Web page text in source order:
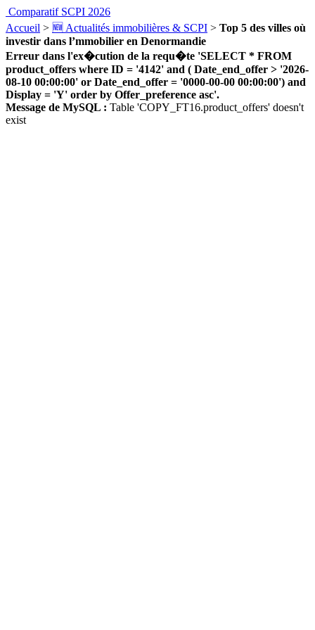
Comparatif SCPI 2026
Accueil > 🆕 Actualités immobilières & SCPI > Top 5 des villes où
investir dans l’mmobilier en Denormandie
Erreur dans l'ex�cution de la requ�te 'SELECT * FROM
product_offers where ID = '4142' and ( Date_end_offer > '2026-
08-10 00:00:00' or Date_end_offer = '0000-00-00 00:00:00') and
Display = 'Y' order by Offer_preference asc'.
Message de MySQL : Table 'COPY_FT16.product_offers' doesn't
exist